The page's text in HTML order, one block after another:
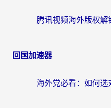
回国加速器